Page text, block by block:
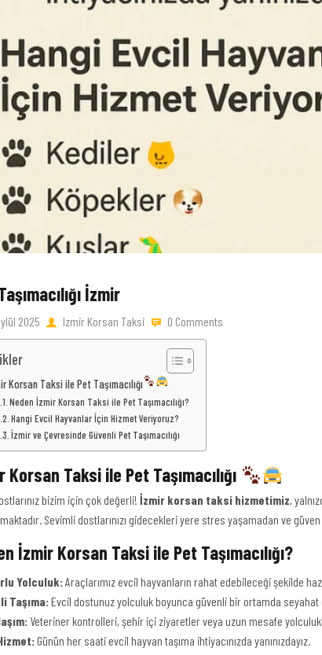
İzmir
2025 Izmir Korsan Taksi 0 Comments
Korsan Taksi ile Pet Taşımacılığı
Neden İzmir Korsan Taksi ile Pet Taşımacılığı?
Hangi Evcil Hayvanlar İçin Hizmet Veriyoruz?
İzmir ve Çevresinde Güvenli Pet Taşımacılığı
Korsan Taksi ile Pet Taşımacılığı
bizim için çok değerli! İzmir korsan taksi hizmetimiz,
Sevimli dostlarınızı gidecekleri yere stres yaşamadan ve
İzmir Korsan Taksi ile Pet Taşımacılığı?
Yolculuk: Araçlarımız evcil hayvanların rahat edebileceği şekilde
Taşıma: Evcil dostunuz yolculuk boyunca güvenli bir ortamda seyahat
Veteriner kontrolleri, şehir içi ziyaretler veya uzun mesafe
Günün her saati evcil hayvan taşıma ihtiyacınızda yanınızdayız.